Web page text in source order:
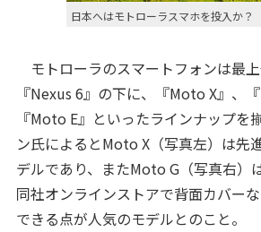
日本へはモトローラスマホを投入か？
モトローラのスマートフォンは最
『Nexus 6』の下に、『Moto X』、
『Moto E』といったラインナップを
ン氏によるとMoto X（写真左）は先
デルであり、またMoto G（写真右）
同社オンラインストアで背面カバー
できる点が人気のモデルとのこと。